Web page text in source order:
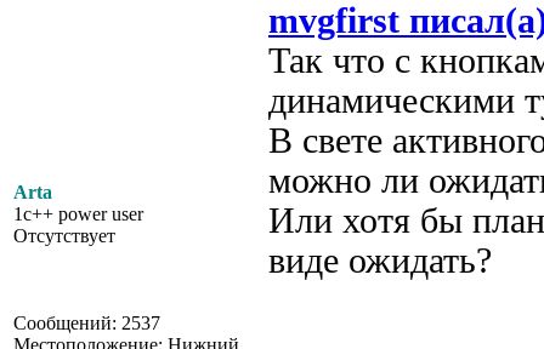
Arta
1c++ power user
Отсутствует
Сообщений: 2537
Местоположение: Нижний
mvgfirst
Так что с
динамическими
В свете
можно ли
Или хотя бы
виде ожидать?